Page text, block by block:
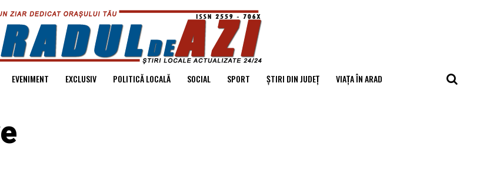
EVENIMENT EXCLUSIV POLITICĂ LOCALĂ SOCIAL SPORT ȘTIRI DIN JUDEȚ VIAȚA ÎN ARAD